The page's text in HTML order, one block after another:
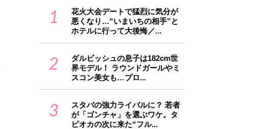
1
花火大会デートで猛烈に気分が
悪くなり…“いまいちの相手”と
ホテルに行って大後悔／...
2
ダルビッシュの息子は182cm世
界モデル！ ラウンドガールやミ
スコン美女も…プロ...
3
スタバの強力ライバルに？ 若者
が「ゴンチャ」を選ぶワケ。タ
ピオカの次に来た“フル...